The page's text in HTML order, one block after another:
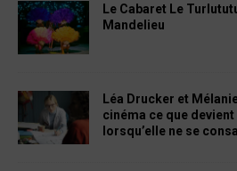
Le Cabaret Le
Mandelieu
Léa Drucker et
cinéma ce que devient
lorsqu’elle ne se